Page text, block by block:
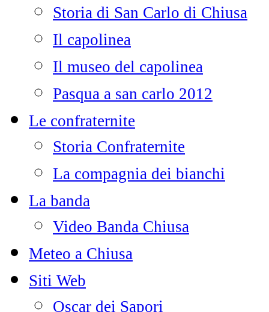
Storia di San Carlo di Chiusa
Il capolinea
Il museo del capolinea
Pasqua a san carlo 2012
Le confraternite
Storia Confraternite
La compagnia dei bianchi
La banda
Video Banda Chiusa
Meteo a Chiusa
Siti Web
Oscar dei Sapori